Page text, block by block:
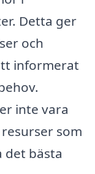
Detta ger
och
informerat
inte vara
som
bästa